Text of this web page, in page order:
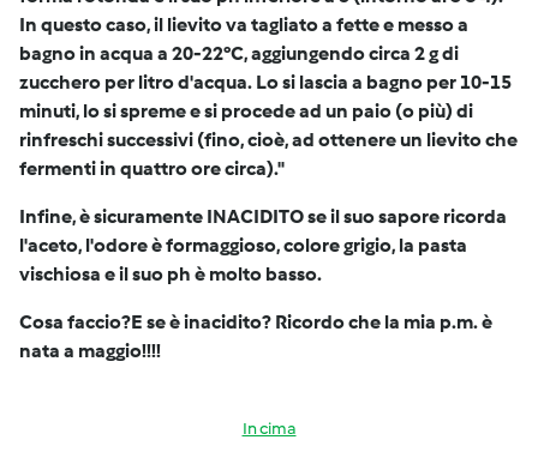
In questo caso, il lievito va tagliato a fette e messo a
bagno in acqua a 20-22°C, aggiungendo circa 2 g di
zucchero per litro d'acqua. Lo si lascia a bagno per 10-15
minuti, lo si spreme e si procede ad un paio (o più) di
rinfreschi successivi (fino, cioè, ad ottenere un lievito che
fermenti in quattro ore circa)."
Infine, è sicuramente INACIDITOse il suo sapore ricorda
l'aceto, l'odore è formaggioso, colore grigio, la pasta
vischiosa e il suo ph è molto basso.
Cosa faccio?E se è inacidito? Ricordo che la mia p.m. è
nata a maggio!!!!
In cima